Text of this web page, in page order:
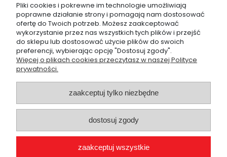
O FIRMIE
PŁATNOŚĆ I DOSTAWA
GWARANCJA I ZWROTY
MOJE KONTO
POMOC
Pliki cookies i pokrewne im technologie umożliwiają
poprawne działanie strony i pomagają nam dostosować
ofertę do Twoich potrzeb. Możesz zaakceptować
wykorzystanie przez nas wszystkich tych plików i przejść
do sklepu lub dostosować użycie plików do swoich
preferencji, wybierając opcję "Dostosuj zgody".
Więcej o plikach cookies przeczytasz w naszej Polityce
prywatności.
zaakceptuj tylko niezbędne
dostosuj zgody
zaakceptuj wszystkie